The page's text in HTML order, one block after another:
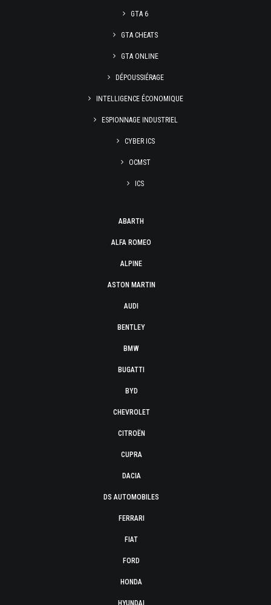
GTA 6
GTA CHEATS
GTA ONLINE
DÉPOUSSIÉRAGE
INTELLIGENCE ÉCONOMIQUE
ESPIONNAGE INDUSTRIEL
CYBER ICS
OCMST
ICS
ABARTH
ALFA ROMEO
ALPINE
ASTON MARTIN
AUDI
BENTLEY
BMW
BUGATTI
BYD
CHEVROLET
CITROËN
CUPRA
DACIA
DS AUTOMOBILES
FERRARI
FIAT
FORD
HONDA
HYUNDAI